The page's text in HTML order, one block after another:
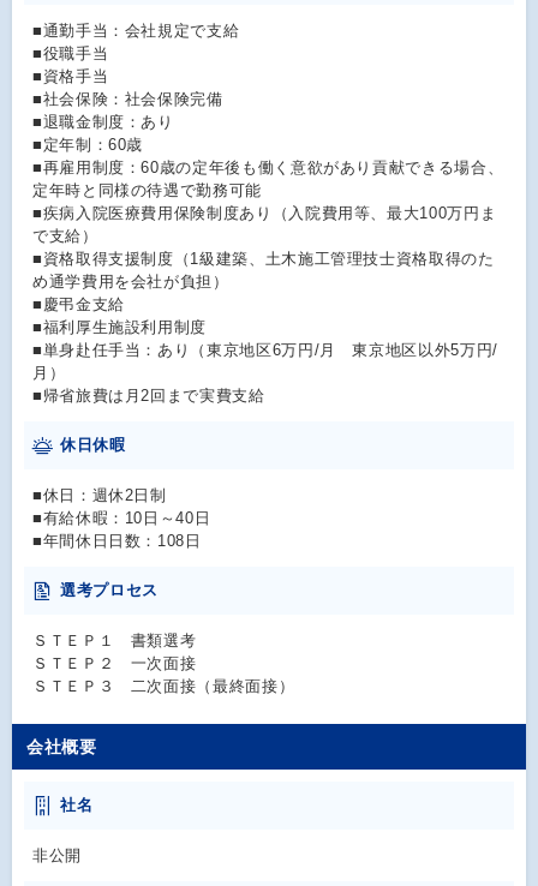
■通勤手当：会社規定で支給
■役職手当
■資格手当
■社会保険：社会保険完備
■退職金制度：あり
■定年制：60歳
■再雇用制度：60歳の定年後も働く意欲があり貢献できる場合、
定年時と同様の待遇で勤務可能
■疾病入院医療費用保険制度あり（入院費用等、最大100万円ま
で支給）
■資格取得支援制度（1級建築、土木施工管理技士資格取得のた
め通学費用を会社が負担）
■慶弔金支給
■福利厚生施設利用制度
■単身赴任手当：あり（東京地区6万円/月 東京地区以外5万円/
月）
■帰省旅費は月2回まで実費支給
休日休暇
■休日：週休2日制
■有給休暇：10日～40日
■年間休日日数：108日
選考プロセス
ＳＴＥＰ１ 書類選考
ＳＴＥＰ２ 一次面接
ＳＴＥＰ３ 二次面接（最終面接）
会社概要
社名
非公開